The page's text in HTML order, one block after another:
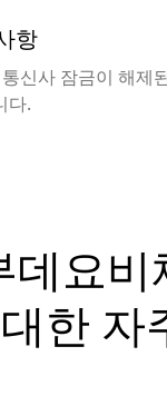
항
신사 잠금이 해제
다.
데요비
한 자